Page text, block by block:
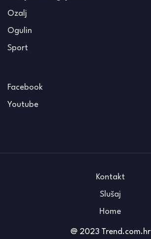
Ozalj
Ogulin
Sport
Facebook
Youtube
@ 2023 Trend.com.hr
Kontakt
Slušaj
Home